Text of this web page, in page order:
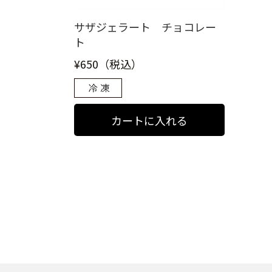
サザジェラート チョコレー
ト
¥650（税込）